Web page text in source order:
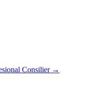
Consilier →